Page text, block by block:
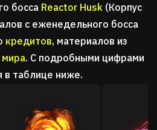
босса Reactor Husk (Корпус
с еженедельного босса
кредитов, материалов из
мира. С подробными цифрами
в таблице ниже.